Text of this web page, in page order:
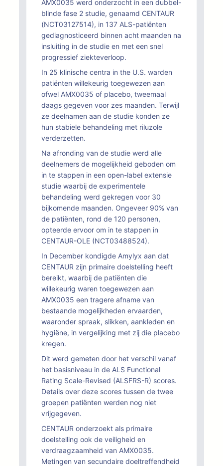
AMX0035 werd onderzocht in een dubbel-
blinde fase 2 studie, genaamd CENTAUR
(NCT03127514), in 137 ALS-patiënten
gediagnosticeerd binnen acht maanden na
insluiting in de studie en met een snel
progressief ziekteverloop.
In 25 klinische centra in the U.S. warden
patiënten willekeurig toegewezen aan
ofwel AMX0035 of placebo, tweemaal
daags gegeven voor zes maanden. Terwijl
ze deelnamen aan de studie konden ze
hun stabiele behandeling met riluzole
verderzetten.
Na afronding van de studie werd alle
deelnemers de mogelijkheid geboden om
in te stappen in een open-label extensie
studie waarbij de experimentele
behandeling werd gekregen voor 30
bijkomende maanden. Ongeveer 90% van
de patiënten, rond de 120 personen,
opteerde ervoor om in te stappen in
CENTAUR-OLE (NCT03488524).
In December kondigde Amylyx aan dat
CENTAUR zijn primaire doelstelling heeft
bereikt, waarbij de patiënten die
willekeurig waren toegewezen aan
AMX0035 een tragere afname van
bestaande mogelijkheden ervaarden,
waaronder spraak, slikken, aankleden en
hygiëne, in vergelijking met zij die placebo
kregen.
Dit werd gemeten door het verschil vanaf
het basisniveau in de ALS Functional
Rating Scale-Revised (ALSFRS-R) scores.
Details over deze scores tussen de twee
groepen patiënten werden nog niet
vrijgegeven.
CENTAUR onderzoekt als primaire
doelstelling ook de veiligheid en
verdraagzaamheid van AMX0035.
Metingen van secundaire doeltreffendheid